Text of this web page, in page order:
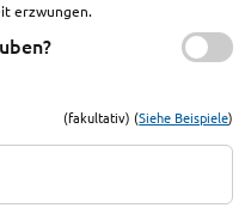
erzwungen.
(fakultativ) (Siehe Beispiele)